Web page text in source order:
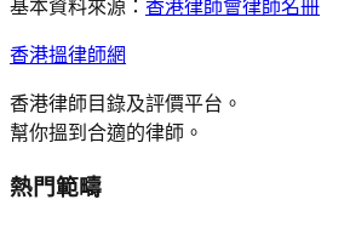
基本資料來源： 香港律師會律師名冊
香港搵律師網
香港律師目錄及評價平台。
幫你搵到合適的律師。
熱門範疇